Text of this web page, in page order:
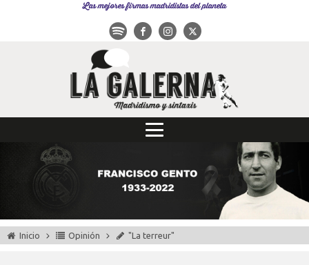
Las mejores firmas madridistas del planeta
Inicio Opinión "La terreur"